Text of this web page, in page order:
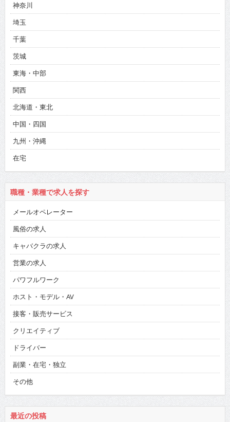
神奈川
埼玉
千葉
茨城
東海・中部
関西
北海道・東北
中国・四国
九州・沖縄
在宅
職種・業種で求人を探す
メールオペレーター
風俗の求人
キャバクラの求人
営業の求人
パワフルワーク
ホスト・モデル・AV
接客・販売サービス
クリエイティブ
ドライバー
副業・在宅・独立
その他
最近の投稿